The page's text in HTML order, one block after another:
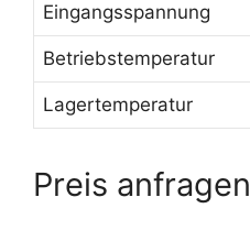
Eingangsspannung
Betriebstemperatur
Lagertemperatur
Preis anfragen